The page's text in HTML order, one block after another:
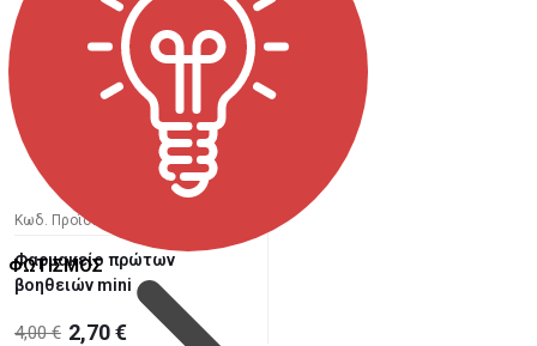
ΦΩΤΙΣΜΟΣ
Κωδ. Προϊόντος: car-038
Φαρμακείο πρώτων
βοηθειών mini
4,00 € 2,70 €